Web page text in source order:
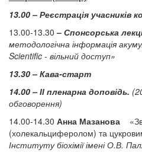
13.00 – Реєстрація учасників
13.00-13.30 – Спонсорська
методологічна інформація
Scientific - вільний доступ»
13.30 – Кава-старт
14.00 – ІІ пленарна доповідь.
обговорення)
14.00-14.30 Анна Мазанова
(холекальциферолом) та
Інституту біохімії імені О.В.